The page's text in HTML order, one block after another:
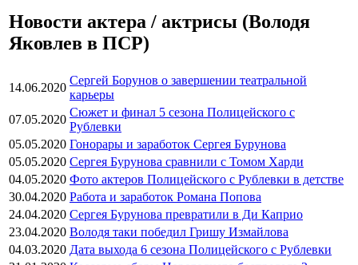
Новости актера / актрисы (Володя
Яковлев в ПСР)
14.06.2020
Сергей Борунов о завершении театральной
карьеры
07.05.2020
Сюжет и финал 5 сезона Полицейского с
Рублевки
05.05.2020 Гонорары и заработок Сергея Бурунова
05.05.2020 Сергея Бурунова сравнили с Томом Харди
04.05.2020 Фото актеров Полицейского с Рублевки в детстве
30.04.2020 Работа и заработок Романа Попова
24.04.2020 Сергея Бурунова превратили в Ди Каприо
23.04.2020 Володя таки победил Гришу Измайлова
04.03.2020 Дата выхода 6 сезона Полицейского с Рублевки